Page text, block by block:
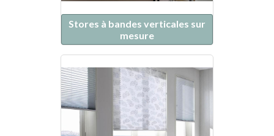
Stores à bandes verticales sur
mesure